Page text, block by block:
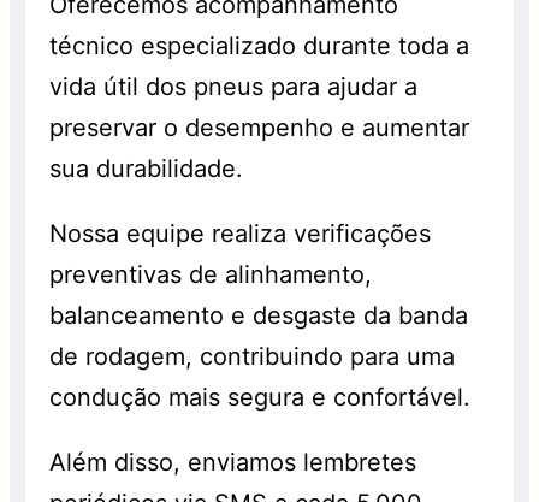
técnico especializado durante toda a
vida útil dos pneus para ajudar a
preservar o desempenho e aumentar
sua durabilidade.
Nossa equipe realiza verificações
preventivas de alinhamento,
balanceamento e desgaste da banda
de rodagem, contribuindo para uma
condução mais segura e confortável.
Além disso, enviamos lembretes